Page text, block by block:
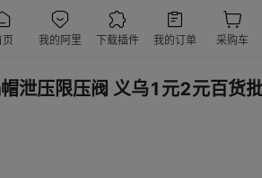
泄压限压阀 义乌1元2元百货